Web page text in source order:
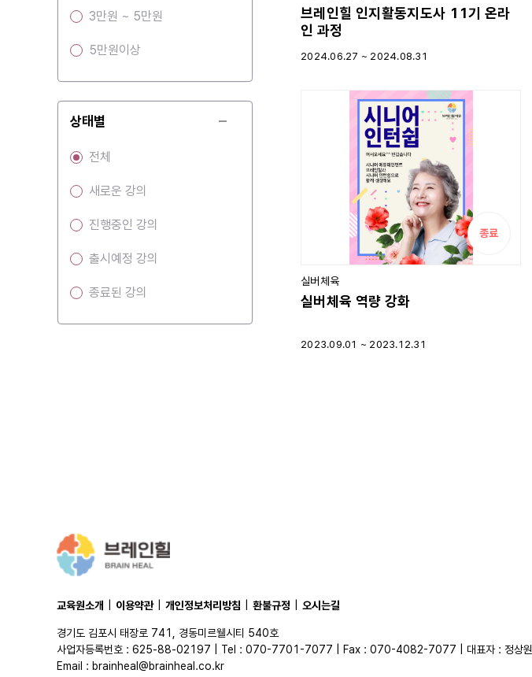
3만원 ~ 5만원
5만원이상
상태별
전체
새로운 강의
진행중인 강의
출시예정 강의
종료된 강의
브레인힐 인지활동지도사 11기 온라
인 과정
2024.06.27 ~ 2024.08.31
종료
실버체육
실버체육 역량 강화
2023.09.01 ~ 2023.12.31
교육원소개 이용약관 개인정보처리방침 환불규정 오시는길
경기도 김포시 태장로 741, 경동미르웰시티 540호
사업자등록번호 : 625-88-02197 | Tel : 070-7701-7077 | Fax : 070-4082-7077 | 대표자 : 정상원
Email : brainheal@brainheal.co.kr